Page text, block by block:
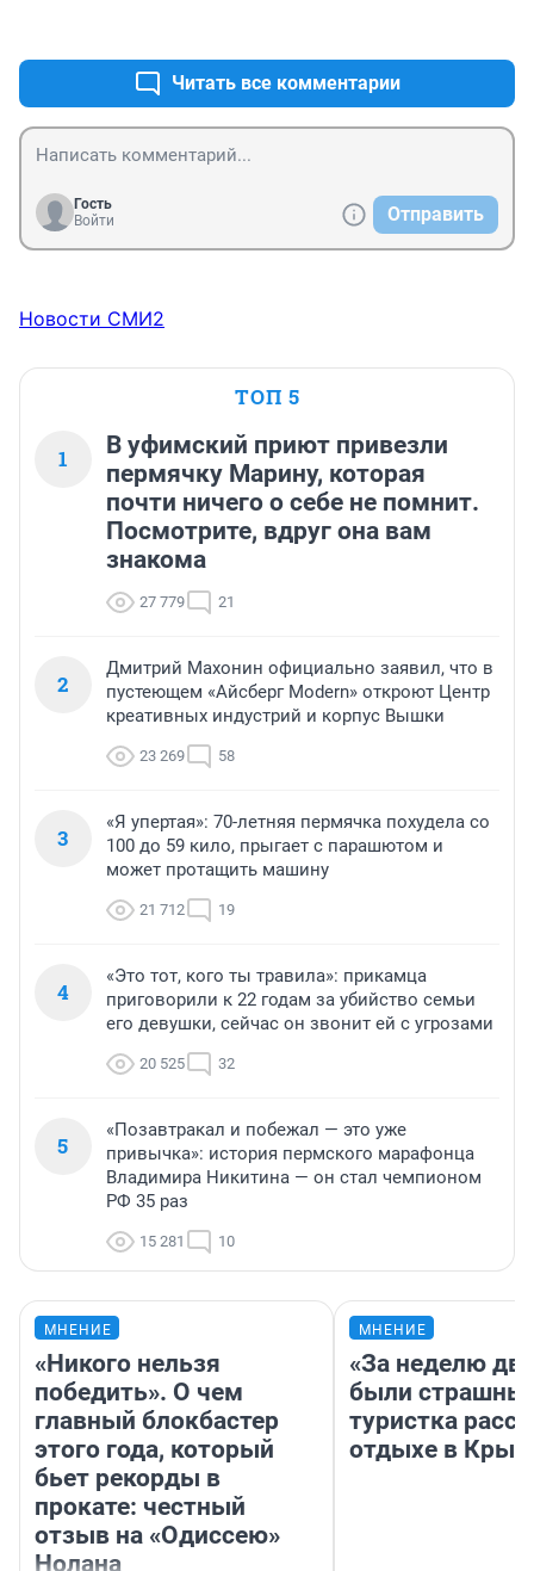
Читать все комментарии
Гость
Войти
Отправить
Новости СМИ2
ТОП 5
1
В уфимский приют привезли
пермячку Марину, которая
почти ничего о себе не помнит.
Посмотрите, вдруг она вам
знакома
27 779 21
2
Дмитрий Махонин официально заявил, что в
пустеющем «Айсберг Modern» откроют Центр
креативных индустрий и корпус Вышки
23 269 58
3
«Я упертая»: 70-летняя пермячка похудела со
100 до 59 кило, прыгает с парашютом и
может протащить машину
21 712 19
4
«Это тот, кого ты травила»: прикамца
приговорили к 22 годам за убийство семьи
его девушки, сейчас он звонит ей с угрозами
20 525 32
5
«Позавтракал и побежал — это уже
привычка»: история пермского марафонца
Владимира Никитина — он стал чемпионом
РФ 35 раз
15 281 10
МНЕНИЕ
«Никого нельзя
победить». О чем
главный блокбастер
этого года, который
бьет рекорды в
прокате: честный
отзыв на «Одиссею»
Нолана
МНЕНИЕ
«За неделю
были
туристка
отдыхе в